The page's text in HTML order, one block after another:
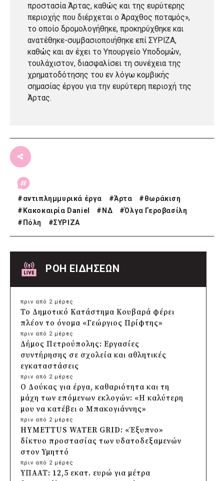
προστασία Άρτας, καθώς και της ευρύτερης
περιοχής που διέρχεται ο Άραχθος ποταμός»,
το οποίο δρομολογήθηκε, προκηρύχθηκε και
ανατέθηκε-συμβασιοποιήθηκε επί ΣΥΡΙΖΑ,
καθώς και αν έχει το Υπουργείο Υποδομών,
τουλάχιστον, διασφαλίσει τη συνέχεια της
χρηματοδότησης του εν λόγω κομβικής
σημασίας έργου για την ευρύτερη περιοχή της
Άρτας.
#αντιπλημμυρικά έργα #Άρτα #θωράκιση
# Κακοκαιρία Daniel # ΝΔ #Όλγα Γεροβασίλη
# Πόλη #ΣΥΡΙΖΑ
ΡΟΗ ΕΙΔΗΣΕΩΝ
πριν από 2 μέρες
Το Δημοτικό Κατάστημα Κουβαρά φέρει
πλέον το όνομα «Γεώργιος Πρίφτης»
πριν από 2 μέρες
Δήμος Πετρούπολης: Εργασίες
συντήρησης σε σχολεία και αθλητικές
εγκαταστάσεις
πριν από 2 μέρες
Ο Δούκας για έργα, καθαριότητα και τη
μάχη των επόμενων εκλογών: «Η καλύτερη
μου να κατέβει ο Μπακογιάννης»
πριν από 2 μέρες
HYMETTUS WATER GRID: «Έξυπνο»
δίκτυο προστασίας των υδατοδεξαμενών
στον Υμηττό
πριν από 2 μέρες
ΥΠΑΑΤ: 12,5 εκατ. ευρώ για μέτρα